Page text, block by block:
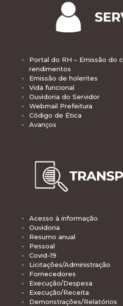
Portal do RH – Emissão do
rendimentos
Emissão de holerites
Vida funcional
Ouvidoria do Servidor
Webmail Prefeitura
Código de Ética
Avanços
Acesso à informação
Ouvidoria
Resumo anual
Pessoal
Covid-19
Licitações/Administração
Fornecedores
Execução/Despesa
Execução/Receita
Demonstrações/Relatórios